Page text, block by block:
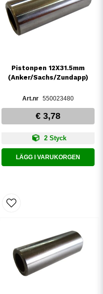
Pistonpen 12X31.5mm
(Anker/Sachs/Zundapp)
550023480
€ 3,78
2 Styck
LÄGG I VARUKORGEN